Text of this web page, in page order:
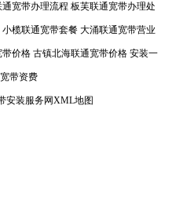
通宽带办理流程 板芙联通宽带办理处
小榄联通宽带套餐 大涌联通宽带营业
带价格 古镇北海联通宽带价格 安装一
带资费
安装服务网XML地图